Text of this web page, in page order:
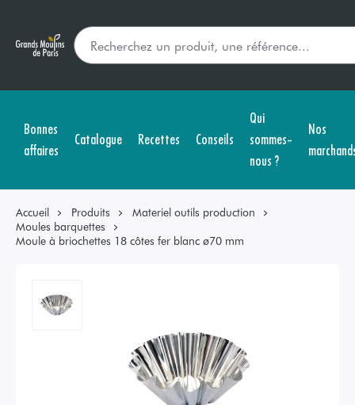
Bonnes
affaires
Catalogue Recettes Conseils
Qui
sommes-
nous ?
Nos
Accueil Produits
Materiel outils production
Moules barquettes
Moule à briochettes 18 côtes fer blanc ø70 mm